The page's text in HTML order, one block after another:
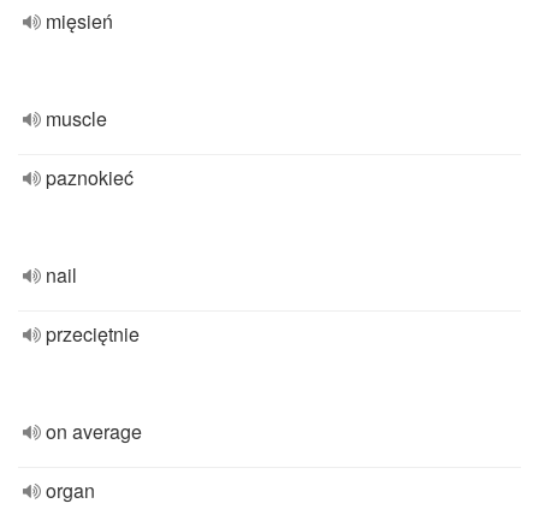
mięsień
muscle
paznokieć
nail
przeciętnie
on average
organ